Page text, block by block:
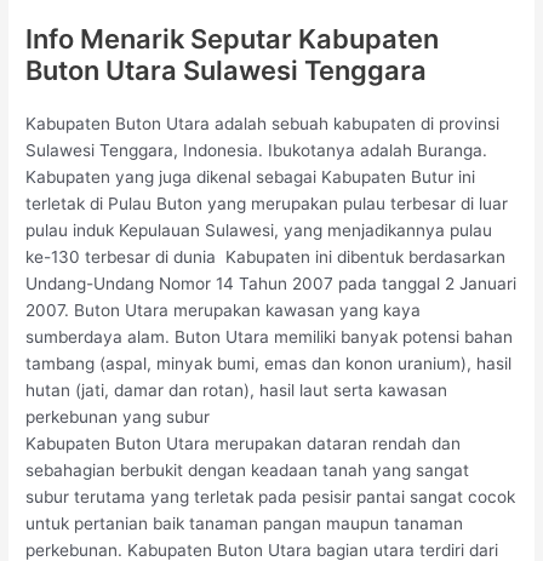
Info Menarik Seputar Kabupaten
Buton Utara Sulawesi Tenggara
Kabupaten Buton Utara adalah sebuah kabupaten di provinsi
Sulawesi Tenggara, Indonesia. Ibukotanya adalah Buranga.
Kabupaten yang juga dikenal sebagai Kabupaten Butur ini
terletak di Pulau Buton yang merupakan pulau terbesar di luar
pulau induk Kepulauan Sulawesi, yang menjadikannya pulau
ke-130 terbesar di dunia Kabupaten ini dibentuk berdasarkan
Undang-Undang Nomor 14 Tahun 2007 pada tanggal 2 Januari
2007. Buton Utara merupakan kawasan yang kaya
sumberdaya alam. Buton Utara memiliki banyak potensi bahan
tambang (aspal, minyak bumi, emas dan konon uranium), hasil
hutan (jati, damar dan rotan), hasil laut serta kawasan
perkebunan yang subur
Kabupaten Buton Utara merupakan dataran rendah dan
sebahagian berbukit dengan keadaan tanah yang sangat
subur terutama yang terletak pada pesisir pantai sangat cocok
untuk pertanian baik tanaman pangan maupun tanaman
perkebunan. Kabupaten Buton Utara bagian utara terdiri dari